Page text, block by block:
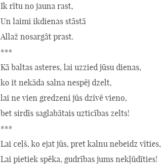
Ik rītu no jauna rast,
Un laimi ikdienas stāstā
Allaž nosargāt prast.
***
Kā baltas asteres, lai uzzied jūsu dienas,
ko it nekāda salna nespēj dzelt,
lai ne vien gredzeni jūs dzīvē vieno,
bet sirdīs saglabātais uzticības zelts!
***
Lai ceļš, ko ejat jūs, pret kalnu nebeidz vīties,
Lai pietiek spēka, gudrības jums nekļūdīties!